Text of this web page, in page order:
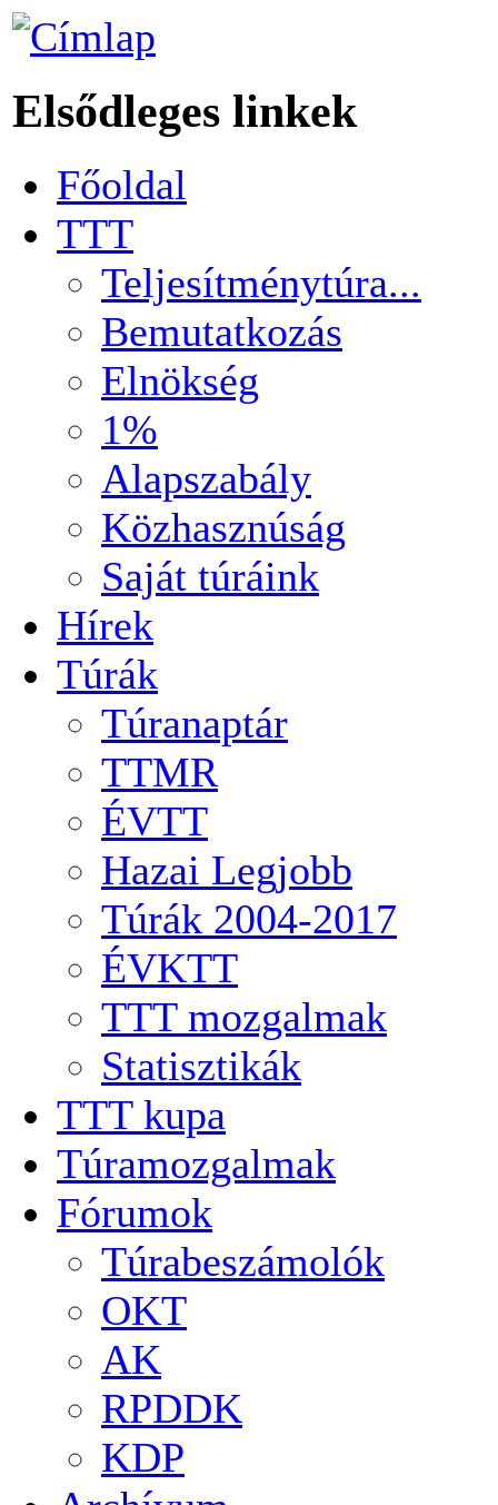
Elsődleges linkek
Főoldal
TTT
Teljesítménytúra...
Bemutatkozás
Elnökség
1%
Alapszabály
Közhasznúság
Saját túráink
Hírek
Túrák
Túranaptár
TTMR
ÉVTT
Hazai Legjobb
Túrák 2004-2017
ÉVKTT
TTT mozgalmak
Statisztikák
TTT kupa
Túramozgalmak
Fórumok
Túrabeszámolók
OKT
AK
RPDDK
KDP